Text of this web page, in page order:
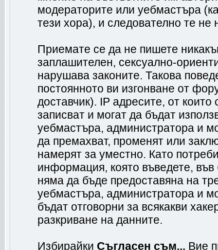
модераторите или уебмастъра
тези хора), и следователно те не
Приемате се да не пишете
заплашителен, сексуално-
нарушава законите. Такова
постоянното ви изгонване от
доставчик). IP адресите, от
записват и могат да бъдат
уебмастъра, администратора и
да премахват, променят или
намерят за уместно. Като
информация, която въведете,
няма да бъде предоставяна на
уебмастъра, администратора и
бъдат отговорни за всякакви
разкриване на данните.
Избирайки Съгласен съм... Вие